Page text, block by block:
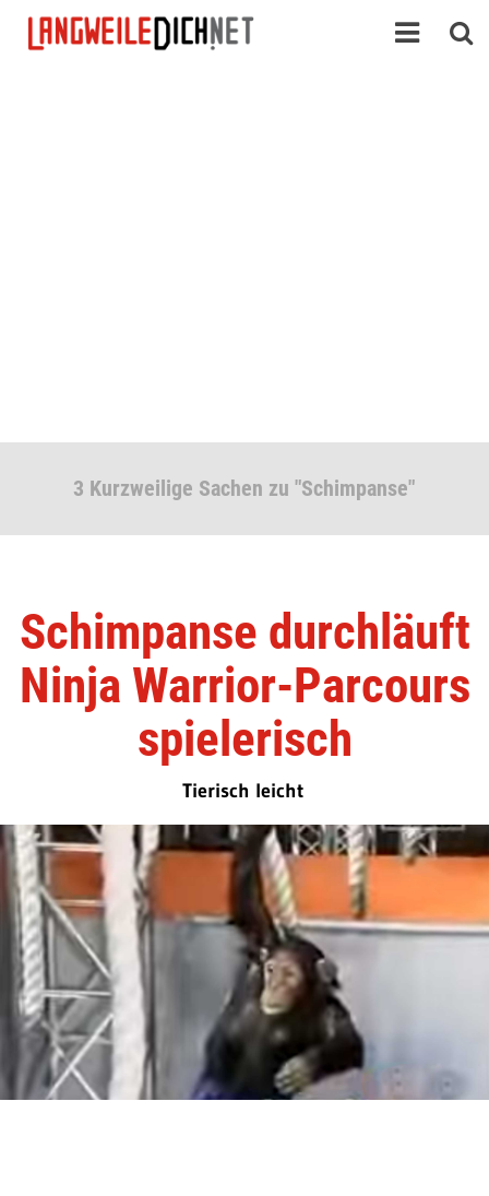
3 Kurzweilige Sachen zu "Schimpanse"
Schimpanse durchläuft
Ninja Warrior-Parcours
spielerisch
Tierisch leicht